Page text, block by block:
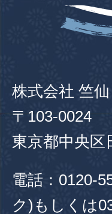
株式会社 竺仙
〒103-0024
東京都中央区
電話： 0120-
ク)もしくは